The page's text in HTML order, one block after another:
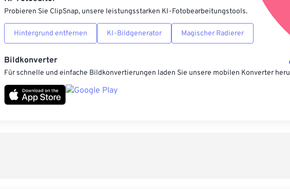
Probieren Sie ClipSnap, unsere leistungsstarken KI-Fotobearbeitungstools.
Hintergrund entfernen KI-Bildgenerator Magischer Radierer
Bildkonverter
Für schnelle und einfache Bildkonvertierungen laden Sie unsere mobilen Konverter